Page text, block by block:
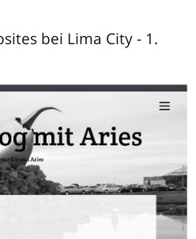
bei Lima City - 1.